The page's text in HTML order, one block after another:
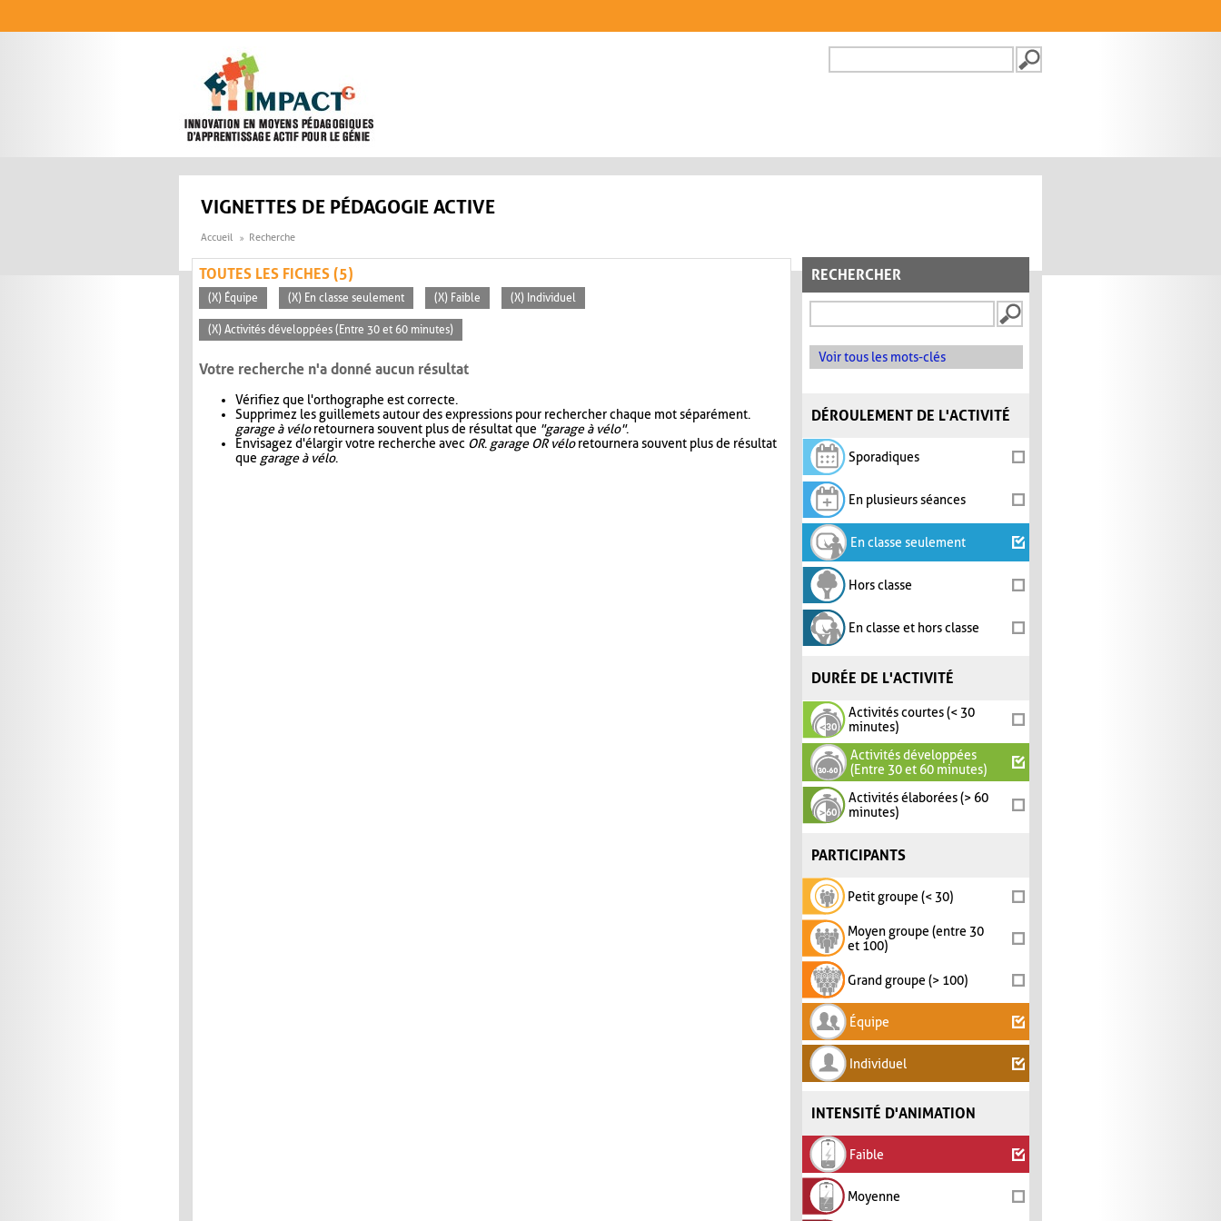
FORMULAIRE DE
VIGNETTES DE PÉDAGOGIE ACTIVE
Accueil Recherche
RECHERCHER
Voir tous les mots-clés
DÉROULEMENT DE L'ACTIVITÉ
Sporadiques
En plusieurs séances
En classe seulement
Hors classe
En classe et hors classe
DURÉE DE L'ACTIVITÉ
Activités courtes (< 30
minutes)
Activités développées
(Entre 30 et 60 minutes)
Activités élaborées (> 60
minutes)
PARTICIPANTS
Petit groupe (< 30)
Moyen groupe (entre 30
et 100)
Grand groupe (> 100)
Équipe
Individuel
INTENSITÉ D'ANIMATION
Faible
Moyenne
TOUTES LES FICHES (5)
(X) Équipe (X) En classe seulement (X) Faible (X) Individuel
(X) Activités développées (Entre 30 et 60 minutes)
Votre recherche n'a donné aucun résultat
Vérifiez que l'orthographe est correcte.
Supprimez les guillemets autour des expressions pour rechercher chaque mot séparément.
garage à véloretournera souvent plus de résultat que "garage à vélo".
Envisagez d'élargir votre recherche avec OR. garage OR véloretournera souvent plus de résultat
que garage à vélo.